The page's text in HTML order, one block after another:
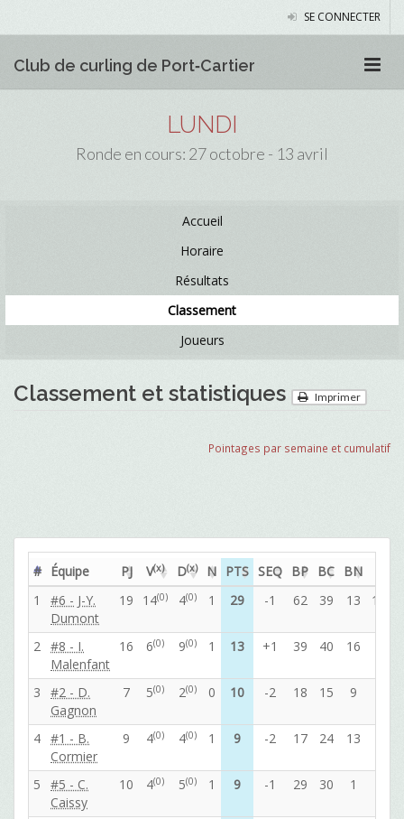
SE CONNECTER
Club de curling de Port‑Cartier
LUNDI
Ronde en cours: 27 octobre - 13 avril
Accueil
Horaire
Résultats
Classement
Joueurs
Classement et statistiques Imprimer
Pointages par semaine et cumulatif
# Équipe PJ V(x) D(x) N PTS SEQ BP BC BN
1
#6 - J-Y.
Dumont
19 14(0) 4(0) 1 29 -1 62 39 13 141
2 #8 - I.
Malenfant
16 6(0) 9(0) 1 13 +1 39 40 16
3
#2 - D.
Gagnon
7 5(0) 2(0) 0 10 -2 18 15 9
4 #1 - B.
Cormier
9 4(0) 4(0) 1 9 -2 17 24 13
5
#5 - C.
Caissy
10 4(0) 5(0) 1 9 -1 29 30 1